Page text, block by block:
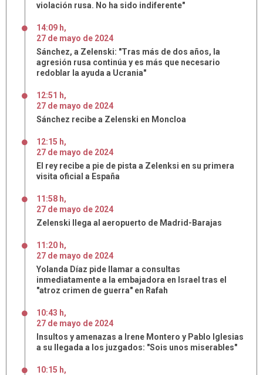
violación rusa. No ha sido indiferente"
14:09 h,
27 de mayo de 2024
Sánchez, a Zelenski: "Tras más de dos años, la
agresión rusa continúa y es más que necesario
redoblar la ayuda a Ucrania"
12:51 h,
27 de mayo de 2024
Sánchez recibe a Zelenski en Moncloa
12:15 h,
27 de mayo de 2024
El rey recibe a pie de pista a Zelenksi en su primera
visita oficial a España
11:58 h,
27 de mayo de 2024
Zelenski llega al aeropuerto de Madrid-Barajas
11:20 h,
27 de mayo de 2024
Yolanda Díaz pide llamar a consultas
inmediatamente a la embajadora en Israel tras el
"atroz crimen de guerra" en Rafah
10:43 h,
27 de mayo de 2024
Insultos y amenazas a Irene Montero y Pablo Iglesias
a su llegada a los juzgados: "Sois unos miserables"
10:15 h,